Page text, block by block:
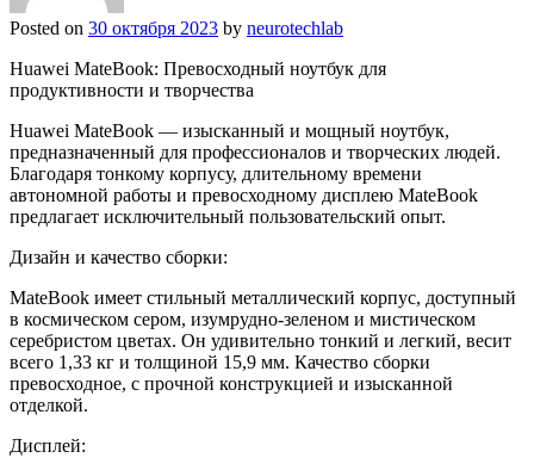
Posted on 30 октября 2023 by neurotechlab
Huawei MateBook: Превосходный ноутбук для
продуктивности и творчества
Huawei MateBook — изысканный и мощный ноутбук,
предназначенный для профессионалов и творческих людей.
Благодаря тонкому корпусу, длительному времени
автономной работы и превосходному дисплею MateBook
предлагает исключительный пользовательский опыт.
Дизайн и качество сборки:
MateBook имеет стильный металлический корпус, доступный
в космическом сером, изумрудно-зеленом и мистическом
серебристом цветах. Он удивительно тонкий и легкий, весит
всего 1,33 кг и толщиной 15,9 мм. Качество сборки
превосходное, с прочной конструкцией и изысканной
отделкой.
Дисплей: